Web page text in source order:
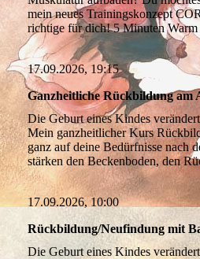
mein neues Trainingskonzept
richtige für dich! 5 Minuten
17.09.2026, 19:15
Ganzheitliche Rückbildung am
Die Geburt eines Kindes
Mein ganzheitlicher Kurs
ganz auf deine Bedürfnisse nach
stärken den Beckenboden, den
17.09.2026, 10:00
Rückbildung/Neufindung mit
Die Geburt eines Kindes